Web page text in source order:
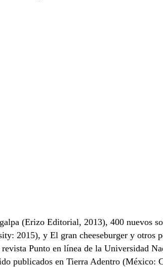
(Erizo Editorial, 2013), 400 nuevos
2015), y El gran cheeseburger y otros
Punto en línea de la Universidad
publicados en Tierra Adentro